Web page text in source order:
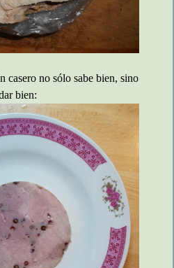
casero no sólo sabe bien, sino
bien: